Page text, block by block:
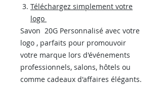
Téléchargez simplement votre
logo
Savon 20G Personnalisé avec votre
logo , parfaits pour promouvoir
votre marque lors d'événements
professionnels, salons, hôtels ou
comme cadeaux d'affaires élégants.